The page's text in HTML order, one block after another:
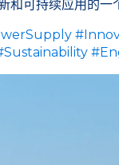
和可持续应用的一